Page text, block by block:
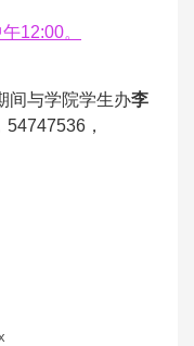
12:00。
间与学院学生办李
，